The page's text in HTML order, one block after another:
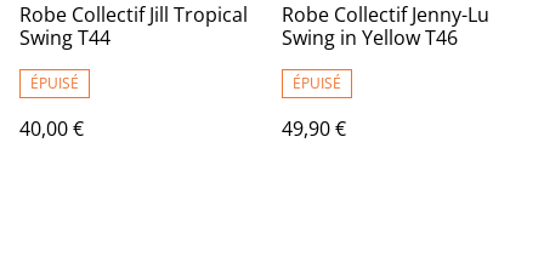
Robe Collectif Jill Tropical
Swing T44
ÉPUISÉ
40,00 €
Robe Collectif Jenny-Lu
Swing in Yellow T46
ÉPUISÉ
49,90 €